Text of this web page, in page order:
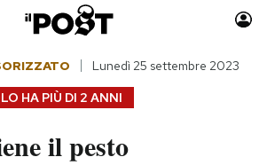
Auto
Moda
HA PIÙ DI 2 ANNI
Lunedì 25 settembre 2023
il pesto